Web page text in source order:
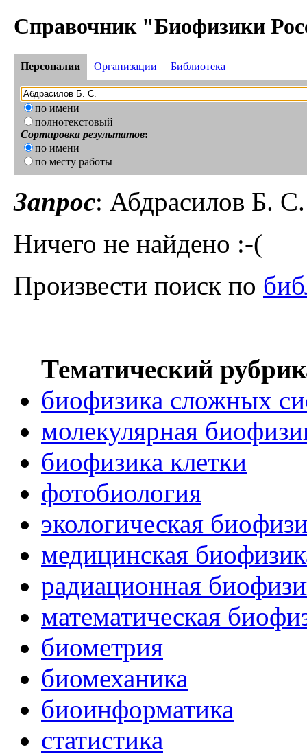
Справочник "Биофизики
Персоналии Организации Библиотека
по имени
полнотекстовый
Сортировка результатов:
по имени
по месту работы
Запрос: Абдрасилов Б. С.
Ничего не найдено :-(
Произвести поиск по
Тематический
биофизика сложных
молекулярная
биофизика клетки
фотобиология
экологическая
медицинская
радиационная
математическая
биометрия
биомеханика
биоинформатика
статистика